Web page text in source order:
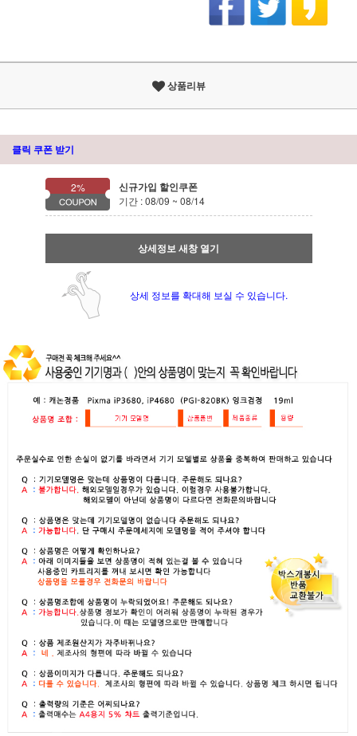
상품리뷰
클릭 쿠폰 받기
2% 신규가입 할인쿠폰
기간 : 08/09 ~ 08/14
상세정보 새창 열기
상세 정보를 확대해 보실 수 있습니다.